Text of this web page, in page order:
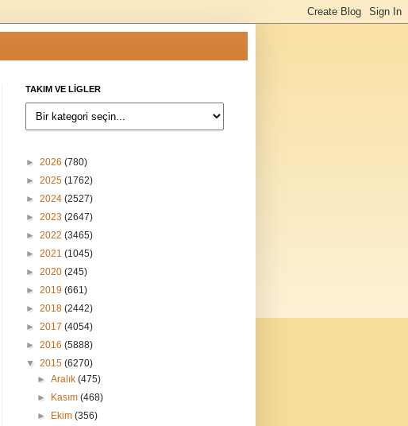
TAKIM VE LİGLER
► 2026 (780)
► 2025 (1762)
► 2024 (2527)
► 2023 (2647)
► 2022 (3465)
► 2021 (1045)
► 2020 (245)
► 2019 (661)
► 2018 (2442)
► 2017 (4054)
► 2016 (5888)
▼ 2015 (6270)
►Aralık(475)
►
Kasım(468)
►
Ekim(356)